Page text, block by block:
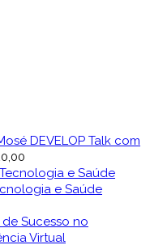
DEVELOP Talk com
de
preço:
através
R$ 120,00
e Saúde